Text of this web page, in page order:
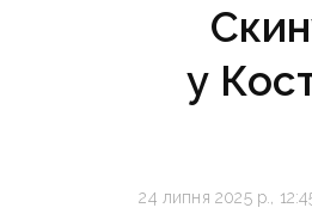
у
24 липня 2025 р.,